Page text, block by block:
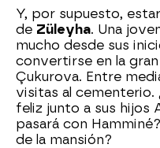
Y, por supuesto,
de Züleyha. Una
mucho desde sus
convertirse en la
Çukurova. Entre
visitas al cementerio.
feliz junto a sus hijos
pasará con
de la mansión?